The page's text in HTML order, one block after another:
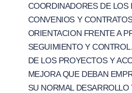
COORDINADORES DE LOS
CONVENIOS Y
ORIENTACION FRENTE A
SEGUIMIENTO Y
DE LOS PROYECTOS Y
MEJORA QUE DEBAN
SU NORMAL